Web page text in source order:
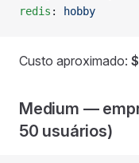
redis : hobby
Custo aproximado:
Medium —
50 usuários)